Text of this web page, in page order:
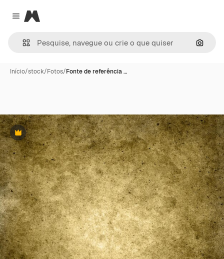
Close menu
Magnific
Início/stock/Fotos/Fonte de referência …
Premium